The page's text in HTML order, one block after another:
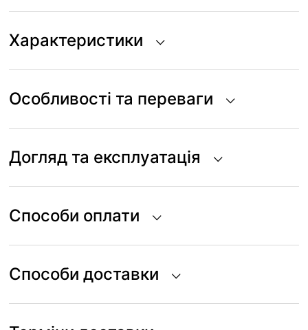
Характеристики
Особливості та переваги
Догляд та експлуатація
Способи оплати
Способи доставки